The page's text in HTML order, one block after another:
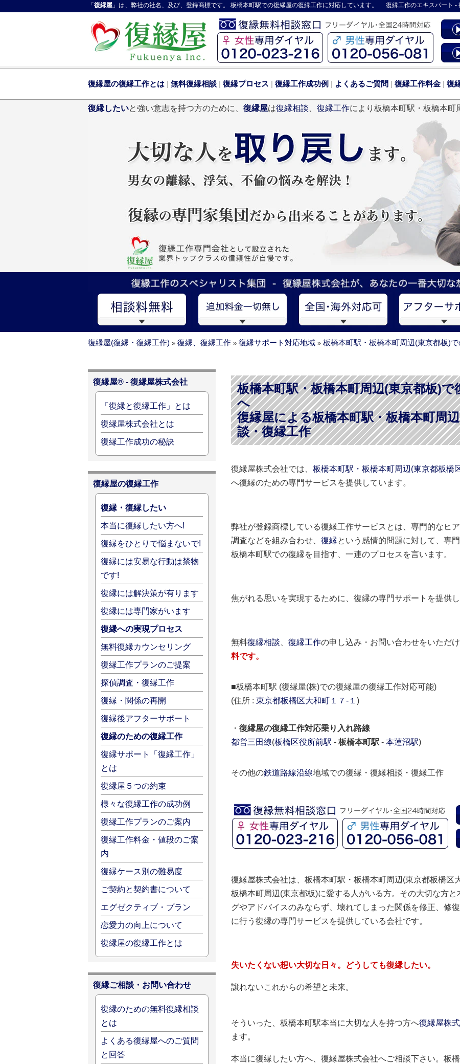
「 復縁屋 」は、弊社の社名、及び、登録商標です。 板橋本町駅での復縁屋の復縁工作に対応しています。 復縁工作のエキスパート -
復縁屋の復縁工作とは | 無料復縁相談 | 復縁プロセス | 復縁工作成功例 | よくあるご質問 | 復縁工作料金 | 復
復縁したいと強い意志を持つ方のために、 復縁屋は復縁相談 復縁工作により板橋本町駅・板橋本町
復縁屋(復縁・復縁工作) » 復縁、復縁工作 » 復縁サポート対応地域 » 板橋本町駅・板橋本町周辺(東京都板)
板橋本町駅・板橋本町周辺(東京都板)
へ
復縁屋による板橋本町駅・板橋本町周
談・復縁工作
復縁屋株式会社では、 板橋本町駅・板橋本町周辺(東京都板橋
へ復縁のための専門サービスを提供しています。
弊社が登録商標している復縁工作サービスとは、専門的なヒ
調査などを組み合わせ、 復縁という感情的問題に対して、専
板橋本町駅での復縁を目指す、一連のプロセスを言います。
焦がれる思いを実現するために、復縁の専門サポートを提供し
無料復縁相談 復縁工作の申し込み・お問い合わせをいただけ
料です。
■板橋本町駅 (復縁屋(株)での復縁屋の復縁工作対応可能)
(住所 : 東京都板橋区大和町１７-１ )
・ 復縁屋の復縁工作対応乗り入れ路線
都営三田線(板橋区役所前駅 - 板橋本町駅 - 本蓮沼駅)
その他の鉄道路線沿線地域での復縁・復縁相談・復縁工作
復縁屋株式会社は、板橋本町駅・板橋本町周辺(東京都板橋区
板橋本町周辺(東京都板)に愛する人がいる方。その大切な方
グやアドバイスのみならず、壊れてしまった関係を修正、修
に行う復縁の専門サービスを提供している会社です。
失いたくない想い大切な日々。どうしても復縁したい。
譲れないこれからの希望と未来。
そういった、板橋本町駅本当に大切な人を持つ方へ復縁屋株
ます。
本当に復縁したい方へ、復縁屋株式会社へご相談下さい。板
復縁屋® - 復縁屋株式会社
「復縁と復縁工作」とは
復縁屋株式会社とは
復縁工作成功の秘訣
復縁屋の復縁工作
復縁・復縁したい
本当に復縁したい方へ!
復縁をひとりで悩まないで!
復縁には安易な行動は禁物
です!
復縁には解決策が有ります
復縁には専門家がいます
復縁への実現プロセス
無料復縁カウンセリング
復縁工作プランのご提案
探偵調査・復縁工作
復縁・関係の再開
復縁後アフターサポート
復縁のための復縁工作
復縁サポート「復縁工作」
とは
復縁屋５つの約束
様々な復縁工作の成功例
復縁工作プランのご案内
復縁工作料金・値段のご案
内
復縁ケース別の難易度
ご契約と契約書について
エグゼクティブ・プラン
恋愛力の向上について
復縁屋の復縁工作とは
復縁ご相談・お問い合わせ
復縁のための無料復縁相談
とは
よくある復縁屋へのご質問
と回答